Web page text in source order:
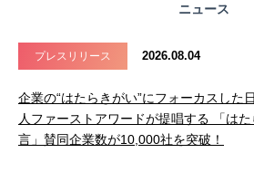
ニュース
プレスリリース 2026.08.04
企業の“はたらきがい”にフォーカスした
人ファーストアワードが提唱する 「は
言」賛同企業数が10,000社を突破！